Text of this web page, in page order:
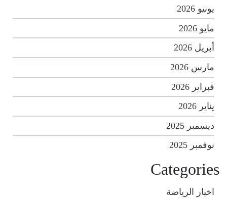
يونيو 2026
مايو 2026
أبريل 2026
مارس 2026
فبراير 2026
يناير 2026
ديسمبر 2025
نوفمبر 2025
Categories
اخبار الرياضة